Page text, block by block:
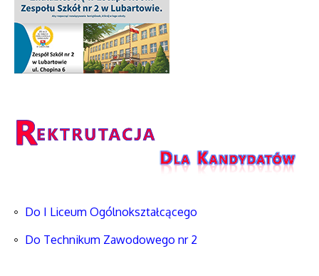
Do I Liceum Ogólnokształcącego
Do Technikum Zawodowego nr 2